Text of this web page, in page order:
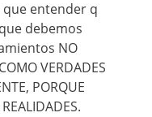
que entender q
debemos
NO
VERDADES
PORQUE